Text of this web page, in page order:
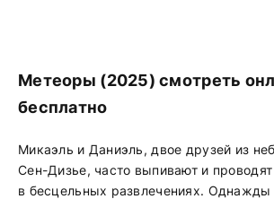
Метеоры (2025) смотреть
бесплатно
Микаэль и Даниэль, двое друзей из
Сен-Дизье, часто выпивают и
в бесцельных развлечениях. Однажды